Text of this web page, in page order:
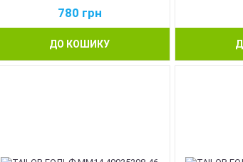
780 грн
ДО КОШИКУ